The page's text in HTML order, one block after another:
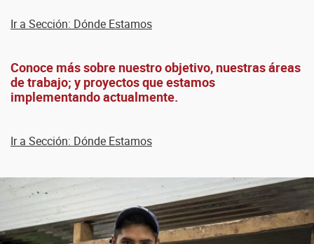
Ir a Sección: Dónde Estamos
Conoce más sobre nuestro objetivo, nuestras áreas
de trabajo; y proyectos que estamos
implementando actualmente.
Ir a Sección: Dónde Estamos